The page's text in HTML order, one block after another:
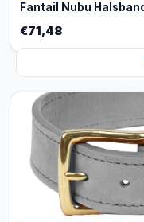
Fantail Nubu
€71,48